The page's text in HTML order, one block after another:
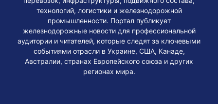
технологий, логистики и железнодорожной
промышленности. Портал публикует
железнодорожные новости для профессиональной
аудитории и читателей, которые следят за ключевыми
событиями отрасли в Украине, США, Канаде,
Австралии, странах Европейского союза и других
регионах мира.